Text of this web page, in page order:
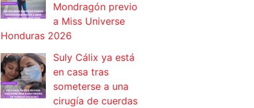
Mondragón previo
a Miss Universe
Honduras 2026
Suly Cálix ya está
en casa tras
someterse a una
cirugía de cuerdas